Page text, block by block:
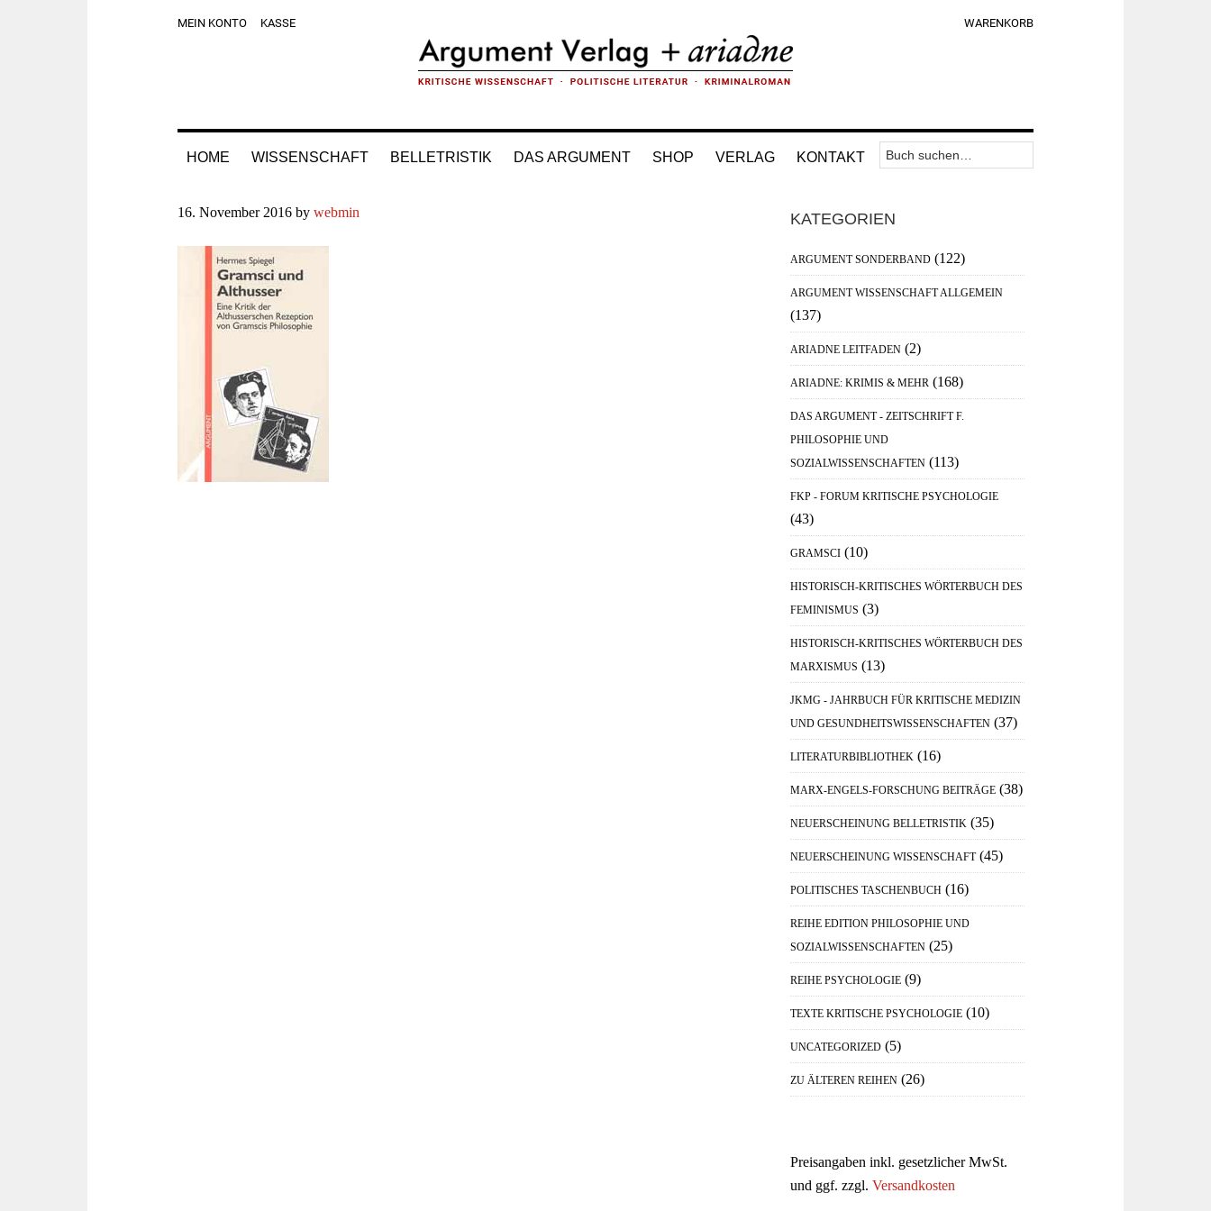
MEIN KONTO KASSE WARENKORB
HOME WISSENSCHAFT BELLETRISTIK DAS ARGUMENT SHOP VERLAG KONTAKT
Nav
Area
Suchen
nach:
16. November 2016 by webmin
Haupt-
Sidebar
KATEGORIEN
ARGUMENT SONDERBAND (122)
ARGUMENT WISSENSCHAFT ALLGEMEIN
(137)
ARIADNE LEITFADEN (2)
ARIADNE: KRIMIS & MEHR (168)
DAS ARGUMENT - ZEITSCHRIFT F.
PHILOSOPHIE UND
SOZIALWISSENSCHAFTEN (113)
FKP - FORUM KRITISCHE PSYCHOLOGIE
(43)
GRAMSCI (10)
HISTORISCH-KRITISCHES WÖRTERBUCH DES
FEMINISMUS (3)
HISTORISCH-KRITISCHES WÖRTERBUCH DES
MARXISMUS (13)
JKMG - JAHRBUCH FÜR KRITISCHE MEDIZIN
UND GESUNDHEITSWISSENSCHAFTEN (37)
LITERATURBIBLIOTHEK (16)
MARX-ENGELS-FORSCHUNG BEITRÄGE (38)
NEUERSCHEINUNG BELLETRISTIK (35)
NEUERSCHEINUNG WISSENSCHAFT (45)
POLITISCHES TASCHENBUCH (16)
REIHE EDITION PHILOSOPHIE UND
SOZIALWISSENSCHAFTEN (25)
REIHE PSYCHOLOGIE (9)
TEXTE KRITISCHE PSYCHOLOGIE (10)
UNCATEGORIZED (5)
ZU ÄLTEREN REIHEN (26)
Preisangaben inkl. gesetzlicher MwSt.
und ggf. zzgl. Versandkosten